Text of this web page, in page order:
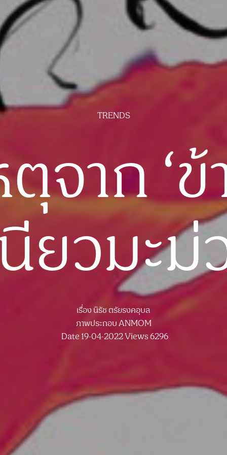
TRENDS
จาก ‘
ยวมะม่
เรื่องนิรัช ตรัยรงคอุบล
ภาพประกอบANMOM
Date 19-04-2022Views 6296